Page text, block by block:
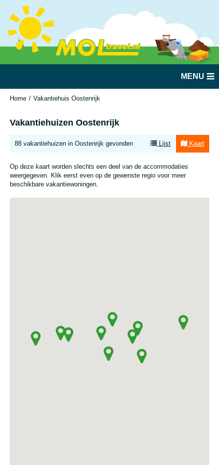
MENU
Home Vakantiehuis Oostenrijk
Vakantiehuizen Oostenrijk
88 vakantiehuizen in Oostenrijk gevonden Lijst Kaart
Op deze kaart worden slechts een deel van de accommodaties
weergegeven. Klik eerst even op de gewenste regio voor meer
beschikbare vakantiewoningen.